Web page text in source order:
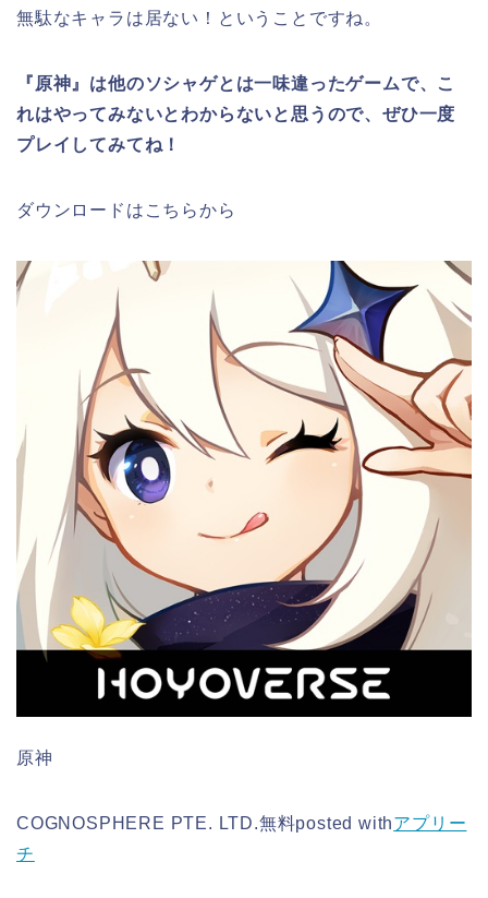
無駄なキャラは居ない！ということですね。
『原神』は他のソシャゲとは一味違ったゲームで、こ
れはやってみないとわからないと思うので、ぜひ一度
プレイしてみてね！
ダウンロードはこちらから
原神
COGNOSPHERE PTE. LTD.無料posted withアプリー
チ